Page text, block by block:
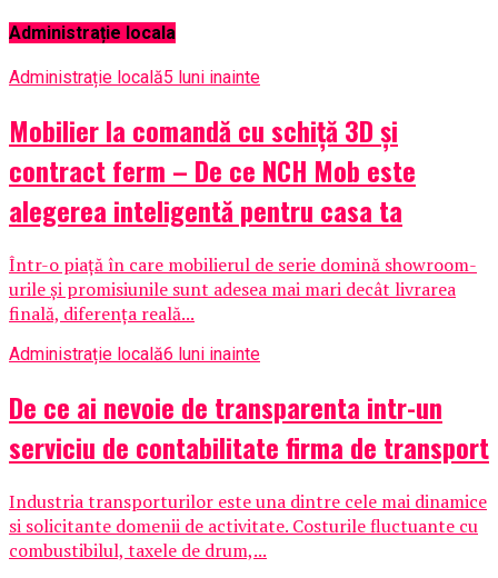
Administrație locala
Administrație locală5 luni inainte
Mobilier la comandă cu schiță 3D și
contract ferm – De ce NCH Mob este
alegerea inteligentă pentru casa ta
Într-o piață în care mobilierul de serie domină showroom-
urile și promisiunile sunt adesea mai mari decât livrarea
finală, diferența reală...
Administrație locală6 luni inainte
De ce ai nevoie de transparenta intr-un
serviciu de contabilitate firma de transport
Industria transporturilor este una dintre cele mai dinamice
si solicitante domenii de activitate. Costurile fluctuante cu
combustibilul, taxele de drum,...